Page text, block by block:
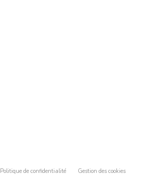
Politique de confidentialité Gestion des cookies